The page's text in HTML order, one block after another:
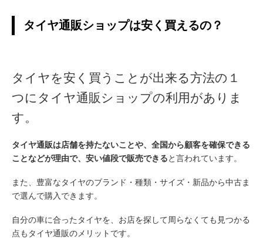
タイヤ通販ショップは安く買えるの？
タイヤを安く買うことが出来る方法の１
つにタイヤ通販ショップの利用がありま
す。
タイヤ通販は店舗を持たないことや、全国から顧客を確保できる
ことなどが理由で、安い値段で販売できると言われています。
また、豊富なタイヤのブランド・種類・サイズ・新品から中古ま
で選んで購入できます。
自分の車に合ったタイヤを、お店を探して周らなくても見つかる
点もタイヤ通販のメリットです。